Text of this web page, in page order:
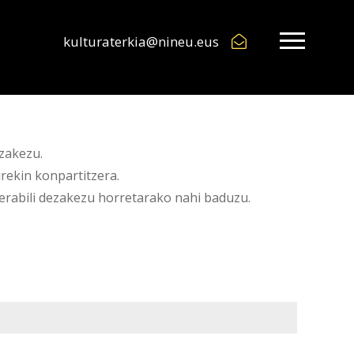
kulturaterkia@nineu.eus
konpartitzera.
dezakezu horretarako nahi baduzu.